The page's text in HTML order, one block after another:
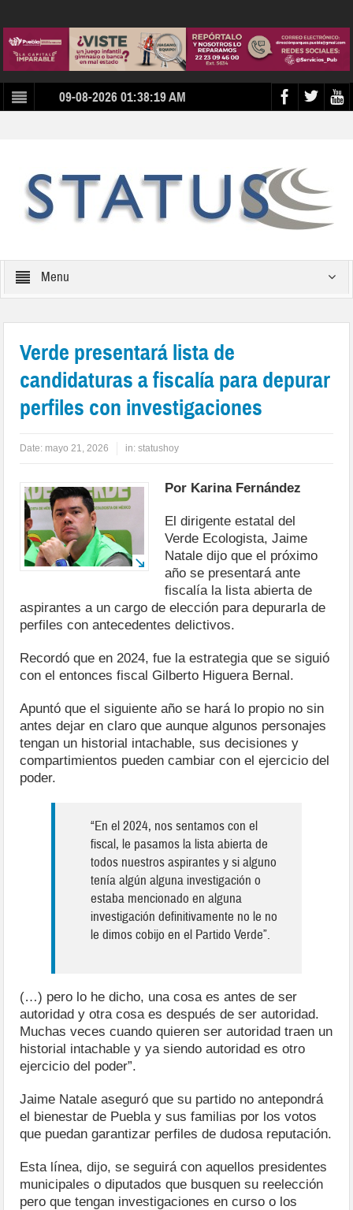
09-08-2026 01:38:19 AM
Menu
Verde presentará lista de
candidaturas a fiscalía para depurar
perfiles con investigaciones
Date: mayo 21, 2026 in:statushoy
Por Karina Fernández
El dirigente estatal del
Verde Ecologista, Jaime
Natale dijo que el próximo
año se presentará ante
fiscalía la lista abierta de
aspirantes a un cargo de elección para depurarla de
perfiles con antecedentes delictivos.
Recordó que en 2024, fue la estrategia que se siguió
con el entonces fiscal Gilberto Higuera Bernal.
Apuntó que el siguiente año se hará lo propio no sin
antes dejar en claro que aunque algunos personajes
tengan un historial intachable, sus decisiones y
compartimientos pueden cambiar con el ejercicio del
poder.
“En el 2024, nos sentamos con el
fiscal, le pasamos la lista abierta de
todos nuestros aspirantes y si alguno
tenía algún alguna investigación o
estaba mencionado en alguna
investigación definitivamente no le no
le dimos cobijo en el Partido Verde”.
(…) pero lo he dicho, una cosa es antes de ser
autoridad y otra cosa es después de ser autoridad.
Muchas veces cuando quieren ser autoridad traen un
historial intachable y ya siendo autoridad es otro
ejercicio del poder”.
Jaime Natale aseguró que su partido no antepondrá
el bienestar de Puebla y sus familias por los votos
que puedan garantizar perfiles de dudosa reputación.
Esta línea, dijo, se seguirá con aquellos presidentes
municipales o diputados que busquen su reelección
pero que tengan investigaciones en curso o los